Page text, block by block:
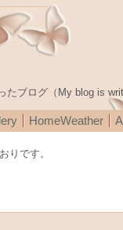
たブログ（My blog is
HomeWeather
りです。